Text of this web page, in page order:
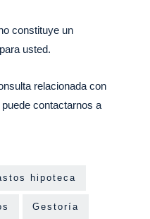
constituye un
usted.
relacionada con
contactarnos a
hipoteca
Gestoría